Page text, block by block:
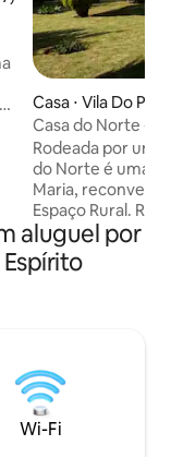
Casa ⋅ Vila Do
Casa do Norte -
Rodeada por um
do Norte é uma casa típica de Santa
Maria,
Espaço Rural.
acolhedora, a
equipada e
localização
pedestres.
viajantes a solo.
duração
aluguel por
Wi-Fi